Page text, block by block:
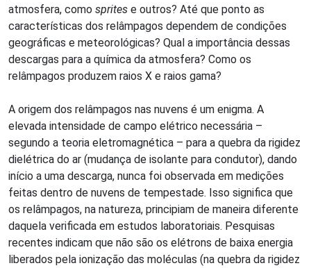
atmosfera, como sprites e outros? Até que ponto as
características dos relâmpagos dependem de condições
geográficas e meteorológicas? Qual a importância dessas
descargas para a química da atmosfera? Como os
relâmpagos produzem raios X e raios gama?
A origem dos relâmpagos nas nuvens é um enigma. A
elevada intensidade de campo elétrico necessária –
segundo a teoria eletromagnética – para a quebra da rigidez
dielétrica do ar (mudança de isolante para condutor), dando
início a uma descarga, nunca foi observada em medições
feitas dentro de nuvens de tempestade. Isso significa que
os relâmpagos, na natureza, principiam de maneira diferente
daquela verificada em estudos laboratoriais. Pesquisas
recentes indicam que não são os elétrons de baixa energia
liberados pela ionização das moléculas (na quebra da rigidez